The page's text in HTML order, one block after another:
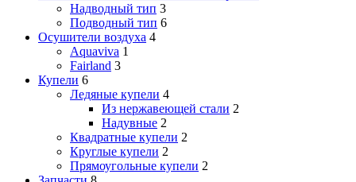
Надводный тип 3
Подводный тип 6
Осушители воздуха 4
Aquaviva 1
Fairland 3
Купели 6
Ледяные купели 4
Из нержавеющей стали 2
Надувные 2
Квадратные купели 2
Круглые купели 2
Прямоугольные купели 2